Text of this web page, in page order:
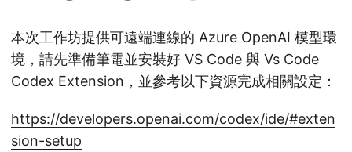
本次工作坊提供可遠端連線的 Azure OpenAI 模型環
境，請先準備筆電並安裝好 VS Code 與 Vs Code
Codex Extension，並參考以下資源完成相關設定：
https://developers.openai.com/codex/ide/#exten
sion-setup